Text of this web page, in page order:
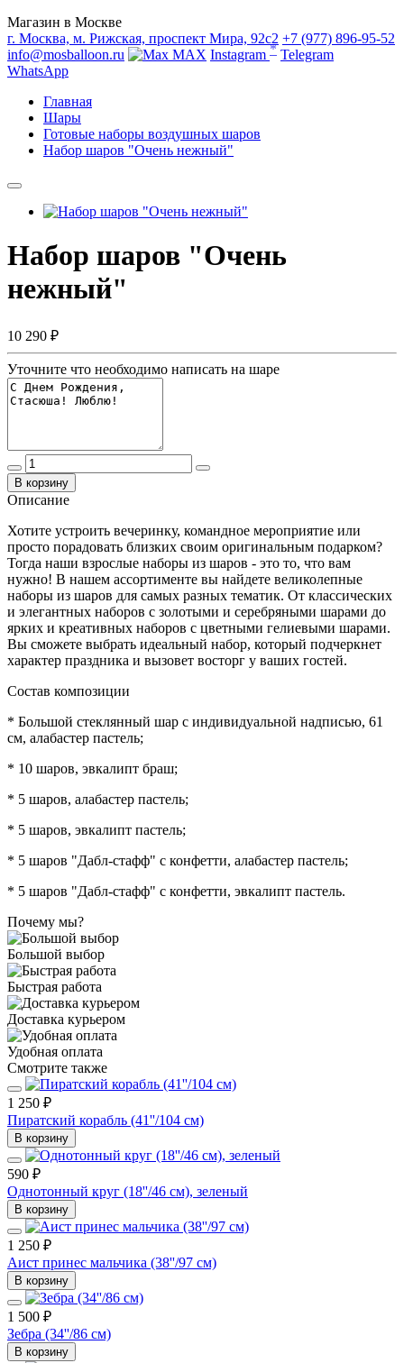
Магазин в Москве
г. Москва, м. Рижская, проспект Мира, 92с2 +7 (977) 896-95-52
info@mosballoon.ru
MAX Instagram * Telegram
WhatsApp
Главная
Шары
Готовые наборы воздушных шаров
Набор шаров "Очень нежный"
Набор шаров "Очень
нежный"
10 290 ₽
Уточните что необходимо написать на шаре
В корзину
Описание
Хотите устроить вечеринку, командное мероприятие или
просто порадовать близких своим оригинальным подарком?
Тогда наши взрослые наборы из шаров - это то, что вам
нужно! В нашем ассортименте вы найдете великолепные
наборы из шаров для самых разных тематик. От классических
и элегантных наборов с золотыми и серебряными шарами до
ярких и креативных наборов с цветными гелиевыми шарами.
Вы сможете выбрать идеальный набор, который подчеркнет
характер праздника и вызовет восторг у ваших гостей.
Состав композиции
* Большой стеклянный шар с индивидуальной надписью, 61
см, алабастер пастель;
* 10 шаров, эвкалипт браш;
* 5 шаров, алабастер пастель;
* 5 шаров, эвкалипт пастель;
* 5 шаров "Дабл-стафф" с конфетти, алабастер пастель;
* 5 шаров "Дабл-стафф" с конфетти, эвкалипт пастель.
Почему мы?
Большой выбор
Быстрая работа
Доставка курьером
Удобная оплата
Смотрите также
1 250 ₽
Пиратский корабль (41''/104 см)
В корзину
590 ₽
Однотонный круг (18''/46 см), зеленый
В корзину
1 250 ₽
Аист принес мальчика (38''/97 см)
В корзину
1 500 ₽
Зебра (34''/86 см)
В корзину